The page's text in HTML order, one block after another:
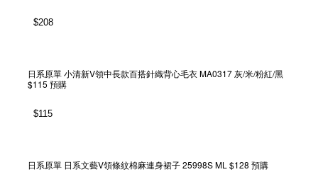
$208
日系原單 小清新V領中長款百搭針織背心毛衣 MA0317 灰/米/粉紅/黑
$115 預購
$115
日系原單 日系文藝V領條紋棉麻連身裙子 25998S ML $128 預購